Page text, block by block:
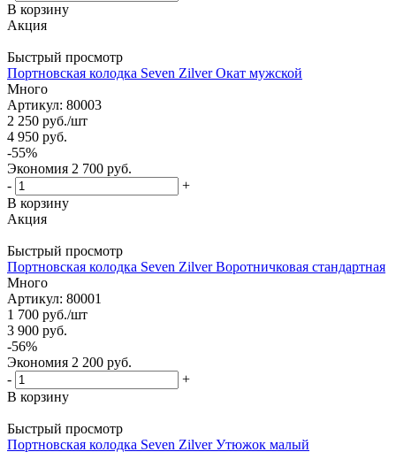
В корзину
Акция
Быстрый просмотр
Портновская колодка Seven Zilver Окат мужской
Много
Артикул: 80003
2 250 руб./шт
4 950 руб.
-55%
Экономия 2 700 руб.
-
+
В корзину
Акция
Быстрый просмотр
Портновская колодка Seven Zilver Воротничковая стандартная
Много
Артикул: 80001
1 700 руб./шт
3 900 руб.
-56%
Экономия 2 200 руб.
-
+
В корзину
Быстрый просмотр
Портновская колодка Seven Zilver Утюжок малый